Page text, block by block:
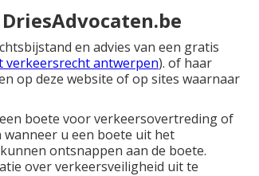
en advies van een gratis
verkeersrecht antwerpen). of haar
op deze website of op sites waarnaar
boete voor verkeersovertreding of
wanneer u een boete uit het
ontsnappen aan de boete.
over verkeersveiligheid uit te